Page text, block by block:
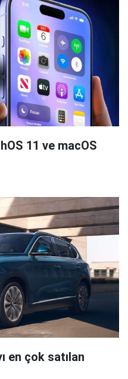
11 ve macOS
en çok satılan